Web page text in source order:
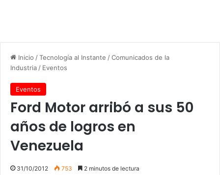
Inicio /Tecnología al Instante /Comunicados de la
Industria / Eventos
Eventos
Ford Motor arribó a sus 50
años de logros en
Venezuela
31/10/2012 753 2 minutos de lectura